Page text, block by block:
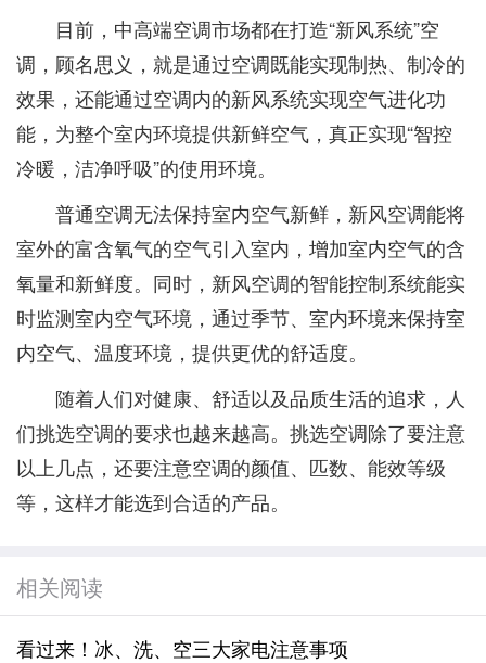
目前，中高端空调市场都在打造“新风系统”空
调，顾名思义，就是通过空调既能实现制热、制冷的
效果，还能通过空调内的新风系统实现空气进化功
能，为整个室内环境提供新鲜空气，真正实现“智控
冷暖，洁净呼吸”的使用环境。
普通空调无法保持室内空气新鲜，新风空调能将
室外的富含氧气的空气引入室内，增加室内空气的含
氧量和新鲜度。同时，新风空调的智能控制系统能实
时监测室内空气环境，通过季节、室内环境来保持室
内空气、温度环境，提供更优的舒适度。
随着人们对健康、舒适以及品质生活的追求，人
们挑选空调的要求也越来越高。挑选空调除了要注意
以上几点，还要注意空调的颜值、匹数、能效等级
等，这样才能选到合适的产品。
相关阅读
看过来！冰、洗、空三大家电注意事项